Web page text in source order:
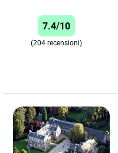
7.4/10
(204 recensioni)